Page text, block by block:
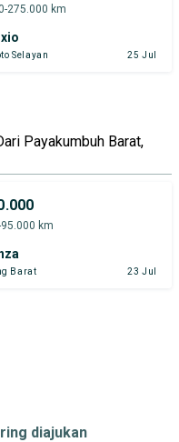
275.000 km
Selayan 25 Jul
Payakumbuh Barat,
km
Barat 23 Jul
diajukan